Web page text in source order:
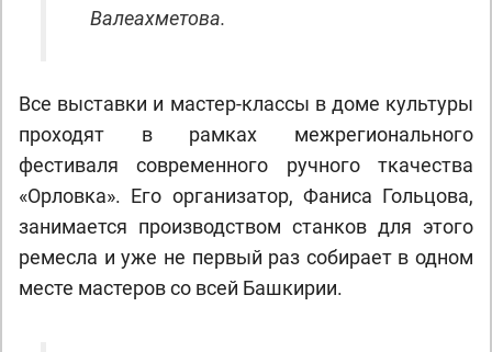
Валеахметова.
Все выставки и мастер-классы в доме культуры
проходят в рамках межрегионального
фестиваля современного ручного ткачества
«Орловка». Его организатор, Фаниса Гольцова,
занимается производством станков для этого
ремесла и уже не первый раз собирает в одном
месте мастеров со всей Башкирии.